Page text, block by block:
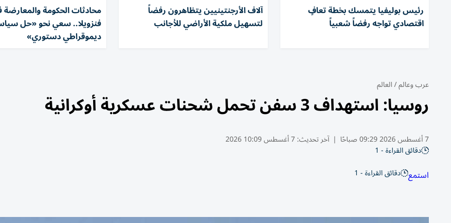
رئيس بوليفيا يتمسك بخطة تعافٍ
اقتصادي تواجه رفضاً شعبياً
آلاف الأرجنتينيين يتظاهرون رفضاً
لتسهيل ملكية الأراضي للأجانب
محادثات الحكومة
فنزويلا.. سعي نحو «حل
ديموقراطي دستوري»
عرب وعالم/العالم
روسيا: استهداف 3 سفن تحمل شحنات عسكرية أوكرانية
7 أغسطس 2026 09:29 صباحًا | آخر تحديث:7 أغسطس 10:09 2026
دقائق القراءة - 1
استمع دقائق القراءة - 1